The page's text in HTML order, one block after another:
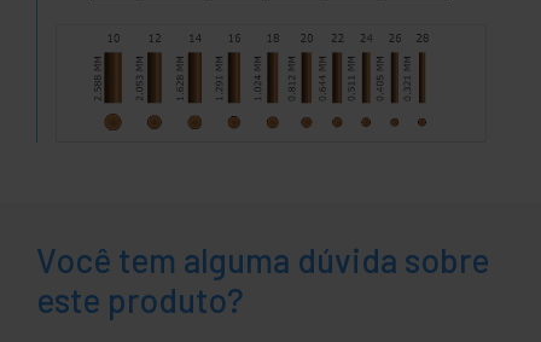
Você tem alguma dúvida sobre
este produto?